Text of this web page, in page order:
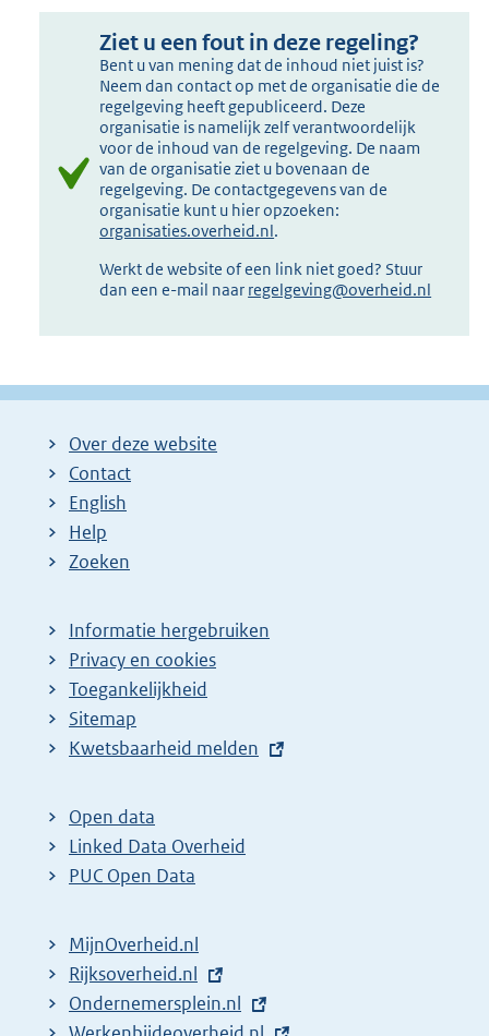
Ziet u een fout in deze regeling?
Bent u van mening dat de inhoud niet juist is?
Neem dan contact op met de organisatie die de
regelgeving heeft gepubliceerd. Deze
organisatie is namelijk zelf verantwoordelijk
voor de inhoud van de regelgeving. De naam
van de organisatie ziet u bovenaan de
regelgeving. De contactgegevens van de
organisatie kunt u hier opzoeken:
organisaties.overheid.nl.
Werkt de website of een link niet goed? Stuur
dan een e-mail naar regelgeving@overheid.nl
Over deze website
Contact
English
Help
Zoeken
Informatie hergebruiken
Privacy en cookies
Toegankelijkheid
Sitemap
E
t
e
r
l
i
n
Kwetsbaarheid melden
Open data
Linked Data Overheid
PUC Open Data
MijnOverheid.nl
E
x
Rijksoverheid.nl
E
Ondernemersplein.nl